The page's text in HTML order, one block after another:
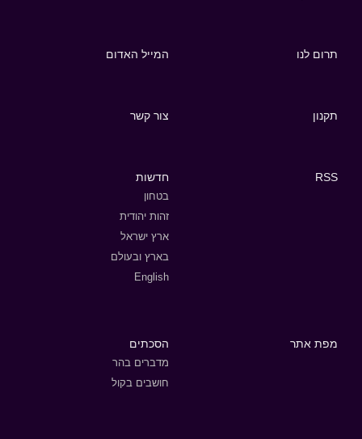
תרום לנו המייל האדום
תקנון צור קשר
RSS חדשות
בטחון
זהות יהודית
ארץ ישראל
בארץ ובעולם
English
מפת אתר הסכתים
מדברים בהר
חושבים בקול